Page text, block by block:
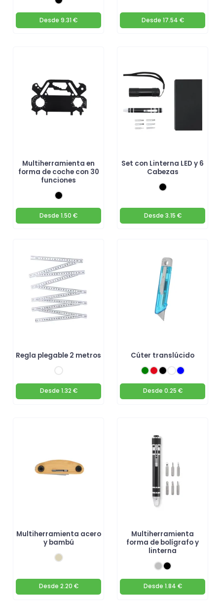
Desde 9.31 € Desde 17.54 €
Multiherramienta en
forma de coche con 30
funciones
Desde 1.50 €
Set con Linterna LED y 6
Cabezas
Desde 3.15 €
Regla plegable 2 metros
Desde 1.32 €
Cúter translúcido
Desde 0.25 €
Multiherramienta acero
y bambú
Desde 2.20 €
Multiherramienta
forma de bolígrafo y
linterna
Desde 1.84 €